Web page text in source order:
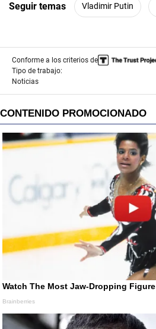
Seguir temas Vladimir Putin
Conforme a los criterios de
Tipo de trabajo:
Noticias